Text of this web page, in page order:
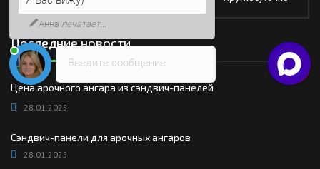
Последние новости
Цена арочного ангара из сэндвич-панелей
28.01.2025
Сэндвич-панели для арочных ангаров
28.01.2025
Введите сообщение
Анна печатает...